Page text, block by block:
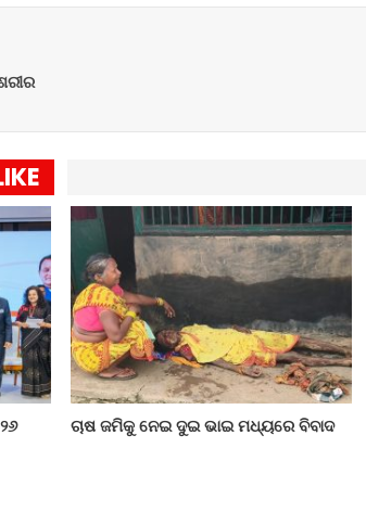
ଚାଷ ଜମିକୁ ନେଇ ଦୁଇ ଭାଇ ମଧ୍ୟରେ ବିବାଦ